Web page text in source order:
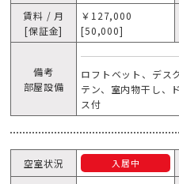
賃料 / 月
[保証金]
￥127,000
[50,000]
備考
部屋設備
ロフトベット、デス
テン、室内物干し、
ス付
空室状況 入居中